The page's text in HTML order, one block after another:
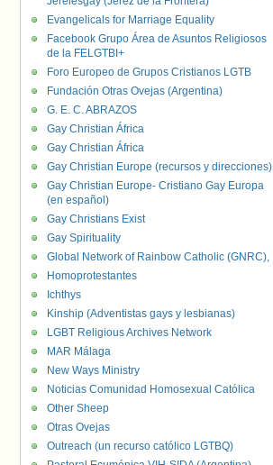
Evangelicals for Marriage Equality
Facebook Grupo Área de Asuntos Religiosos
de la FELGTBI+
Foro Europeo de Grupos Cristianos LGTB
Fundación Otras Ovejas (Argentina)
G. E. C. ABRAZOS
Gay Christian África
Gay Christian África
Gay Christian Europe (recursos y direcciones)
Gay Christian Europe- Cristiano Gay Europa
(en español)
Gay Christians Exist
Gay Spirituality
Global Network of Rainbow Catholic (GNRC),
Homoprotestantes
Ichthys
Kinship (Adventistas gays y lesbianas)
LGBT Religious Archives Network
MAR Málaga
New Ways Ministry
Noticias Comunidad Homosexual Católica
Other Sheep
Otras Ovejas
Outreach (un recurso católico LGTBQ)